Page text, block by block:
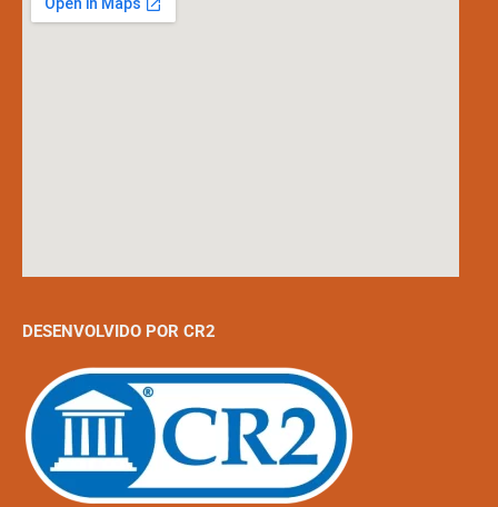
DESENVOLVIDO POR CR2